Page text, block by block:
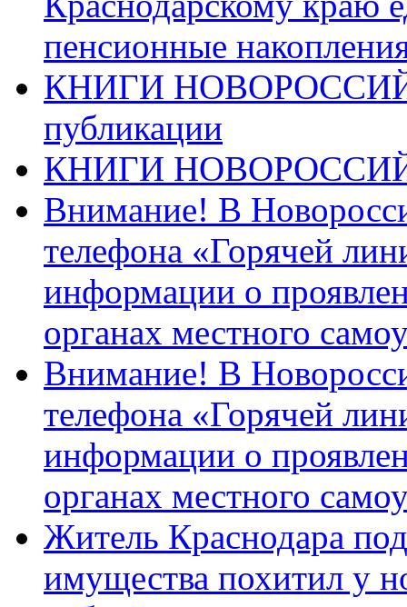
пенсионные
КНИГИ
публикации
КНИГИ
Внимание! В
телефона «Горячей
информации о
органах местного
Внимание! В
телефона «Горячей
информации о
органах местного
Житель Краснодара
имущества похитил у